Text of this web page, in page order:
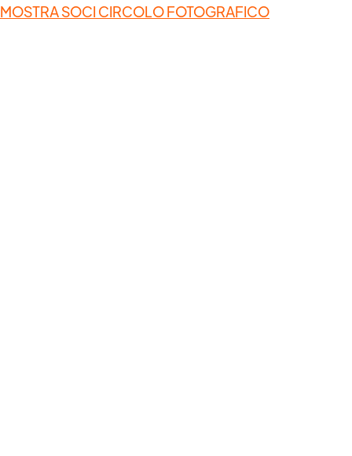
MOSTRA SOCI CIRCOLO FOTOGRAFICO